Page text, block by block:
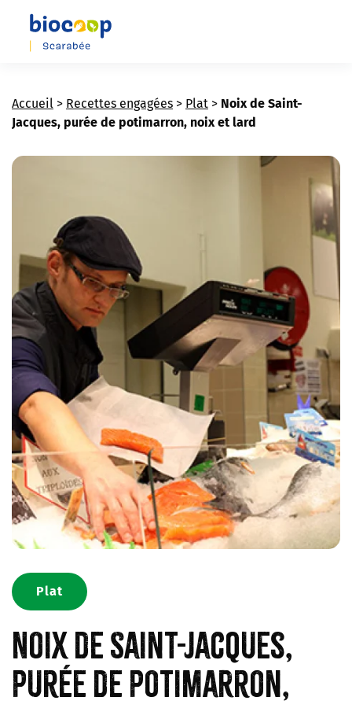
Skip
content
Accueil > Recettes engagées > Plat > Noix de Saint-
Jacques, purée de potimarron, noix et lard
Plat
Noix de Saint-Jacques,
purée de potimarron,